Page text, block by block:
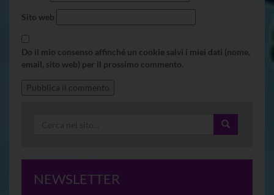
Sito web
Do il mio consenso affinché un cookie salvi i miei dati (nome,
email, sito web) per il prossimo commento.
NEWSLETTER